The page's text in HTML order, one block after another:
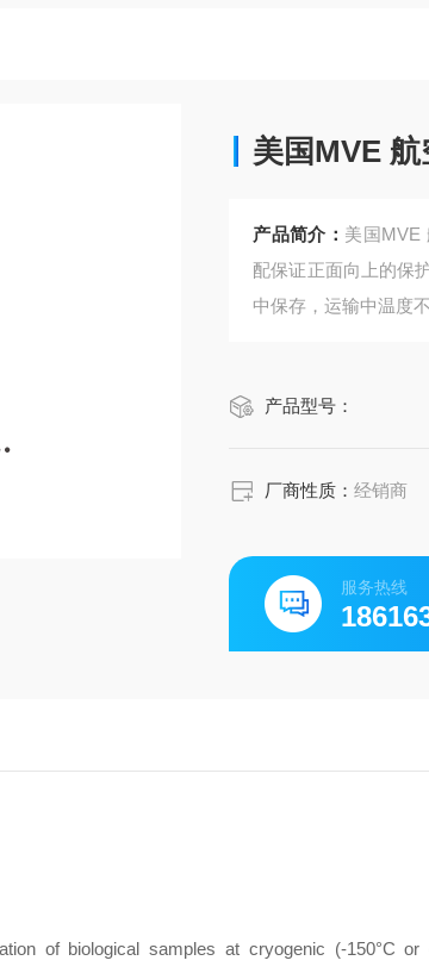
美国MVE
产品简介： 美国MVE
配保证正面向上的保
中保存，运输中温度
产品型号：
厂商性质：经销商
服务热线
of biological samples at cryogenic (-150°C or